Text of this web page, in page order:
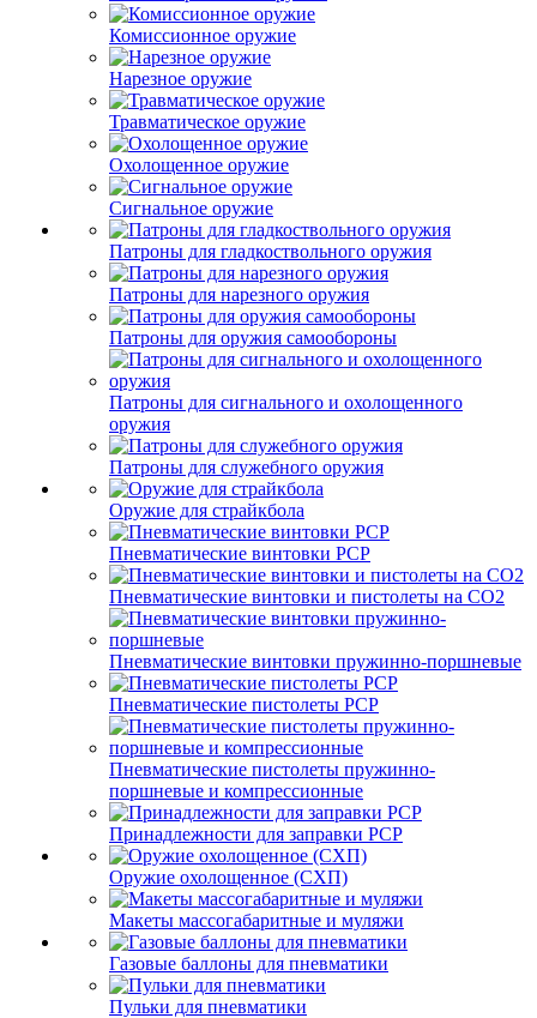
Комиссионное оружие
Нарезное оружие
Травматическое оружие
Охолощенное оружие
Сигнальное оружие
Патроны для гладкоствольного оружия
Патроны для нарезного оружия
Патроны для оружия самообороны
Патроны для сигнального и охолощенного
оружия
Патроны для служебного оружия
Оружие для страйкбола
Пневматические винтовки PCP
Пневматические винтовки и пистолеты на CO2
Пневматические винтовки пружинно-поршневые
Пневматические пистолеты PCP
Пневматические пистолеты пружинно-
поршневые и компрессионные
Принадлежности для заправки PCP
Оружие охолощенное (СХП)
Макеты массогабаритные и муляжи
Газовые баллоны для пневматики
Пульки для пневматики